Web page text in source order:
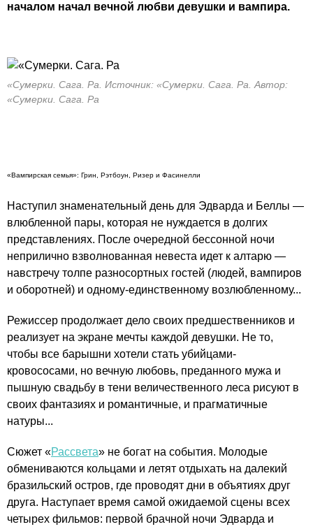
началом начал вечной любви девушки и вампира.
«Сумерки. Сага. Ра. Источник: «Сумерки. Сага. Ра. Автор:
«Сумерки. Сага. Ра
«Вампирская семья»: Грин, Рэтбоун, Ризер и Фасинелли
Наступил знаменательный день для Эдварда и Беллы —
влюбленной пары, которая не нуждается в долгих
представлениях. После очередной бессонной ночи
неприлично взволнованная невеста идет к алтарю —
навстречу толпе разносортных гостей (людей, вампиров
и оборотней) и одному-единственному возлюбленному...
Режиссер продолжает дело своих предшественников и
реализует на экране мечты каждой девушки. Не то,
чтобы все барышни хотели стать убийцами-
кровососами, но вечную любовь, преданного мужа и
пышную свадьбу в тени величественного леса рисуют в
своих фантазиях и романтичные, и прагматичные
натуры...
Сюжет «Рассвета» не богат на события. Молодые
обмениваются кольцами и летят отдыхать на далекий
бразильский остров, где проводят дни в объятиях друг
друга. Наступает время самой ожидаемой сцены всех
четырех фильмов: первой брачной ночи Эдварда и